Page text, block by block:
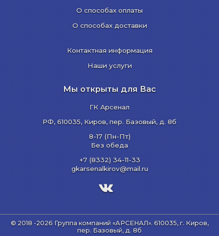
О способах оплаты
О способах доставки
Контактная информация
Наши услуги
Мы открыты для Вас
ГК Арсенал
РФ, 610035, Киров, пер. Базовый, д. 8б
8-17 (Пн-Пт)
Без обеда
+7 (8332) 34-11-33
gkarsenalkirov@mail.ru
© 2018 -2026 Группа компаний «АРСЕНАЛ». 610035, г. Киров,
пер. Базовый, д. 8б